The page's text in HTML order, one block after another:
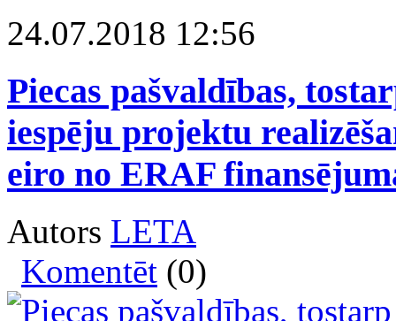
24.07.2018 12:56
Piecas pašvaldības,
iespēju projektu
eiro no ERAF
Autors LETA
Komentēt (0)